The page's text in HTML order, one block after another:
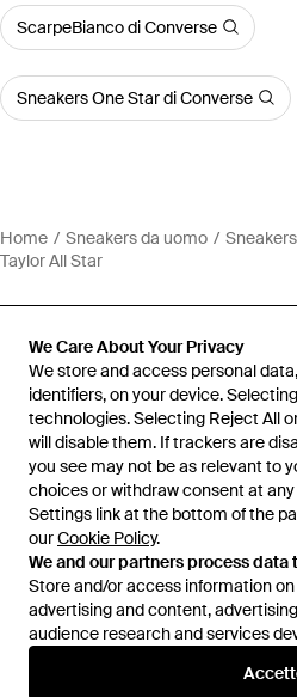
We Care About Your Privacy
We store and access personal
identifiers, on your device.
technologies. Selecting Reject All
will disable them. If trackers are
you see may not be as relevant to
choices or withdraw consent at
Settings link at the bottom of the
ourCookie Policy.
We and our partners process data
Store and/or access information
advertising and content,
audience research and services
ScarpeBianco di Converse
Sneakers One Star di Converse
Home Sneakers da uomo
Taylor All Star
Assistenza e info